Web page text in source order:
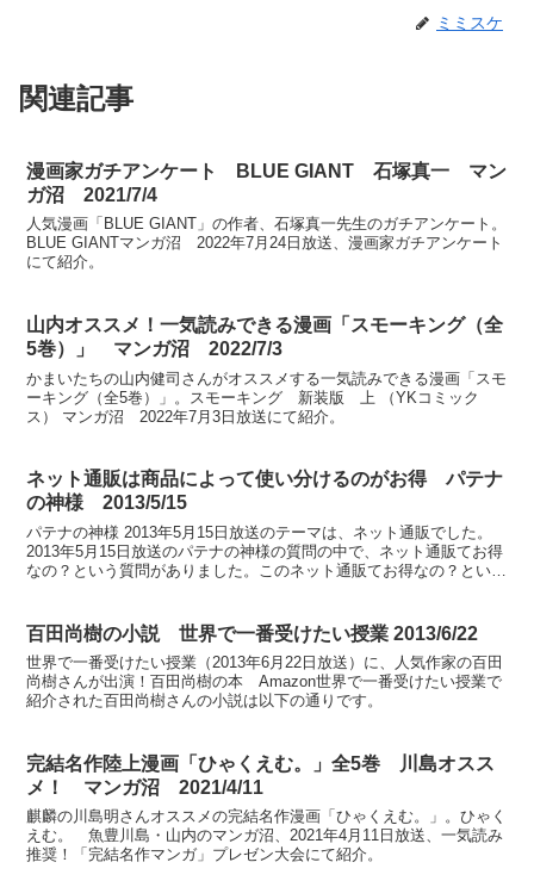
ミミスケ
関連記事
漫画家ガチアンケート BLUE GIANT 石塚真一 マン
ガ沼 2021/7/4
人気漫画「BLUE GIANT」の作者、石塚真一先生のガチアンケート。
BLUE GIANTマンガ沼 2022年7月24日放送、漫画家ガチアンケート
にて紹介。
山内オススメ！一気読みできる漫画「スモーキング（全
5巻）」 マンガ沼 2022/7/3
かまいたちの山内健司さんがオススメする一気読みできる漫画「スモ
ーキング（全5巻）」。スモーキング 新装版 上 （YKコミック
ス） マンガ沼 2022年7月3日放送にて紹介。
ネット通販は商品によって使い分けるのがお得 パテナ
の神様 2013/5/15
パテナの神様 2013年5月15日放送のテーマは、ネット通販でした。
2013年5月15日放送のパテナの神様の質問の中で、ネット通販てお得
なの？という質問がありました。このネット通販てお得なの？という
百田尚樹の小説 世界で一番受けたい授業 2013/6/22
世界で一番受けたい授業（2013年6月22日放送）に、人気作家の百田
尚樹さんが出演！百田尚樹の本 Amazon世界で一番受けたい授業で
紹介された百田尚樹さんの小説は以下の通りです。
完結名作陸上漫画「ひゃくえむ。」全5巻 川島オスス
メ！ マンガ沼 2021/4/11
麒麟の川島明さんオススメの完結名作漫画「ひゃくえむ。」。ひゃく
えむ。 魚豊川島・山内のマンガ沼、2021年4月11日放送、一気読み
推奨！「完結名作マンガ」プレゼン大会にて紹介。